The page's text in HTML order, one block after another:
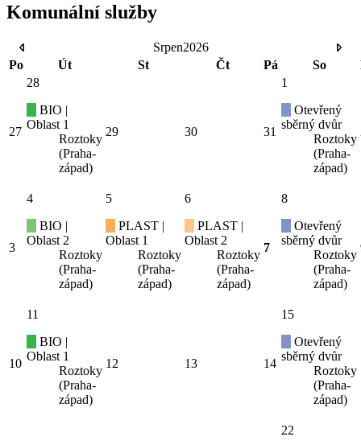
Komunální služby
Srpen2026
Po
Út St Čt Pá So
27
28
BIO |
Oblast 1
Roztoky
(Praha-
západ)
29 30 31
1
Otevřený
sběrný dvůr
Roztoky
(Praha-
západ)
3
4
BIO |
Oblast 2
Roztoky
(Praha-
západ)
5
PLAST |
Oblast 1
Roztoky
(Praha-
západ)
6
PLAST |
Oblast 2
Roztoky
(Praha-
západ)
7
8
Otevřený
sběrný dvůr
Roztoky
(Praha-
západ)
10
11
BIO |
Oblast 1
Roztoky
(Praha-
západ)
12 13 14
15
Otevřený
sběrný dvůr
Roztoky
(Praha-
západ)
22